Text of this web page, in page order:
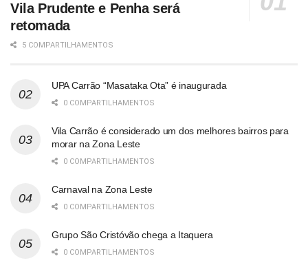
Vila Prudente e Penha será
retomada
5 COMPARTILHAMENTOS
UPA Carrão “Masataka Ota” é inaugurada
0 COMPARTILHAMENTOS
Vila Carrão é considerado um dos melhores bairros para
morar na Zona Leste
0 COMPARTILHAMENTOS
Carnaval na Zona Leste
0 COMPARTILHAMENTOS
Grupo São Cristóvão chega a Itaquera
0 COMPARTILHAMENTOS